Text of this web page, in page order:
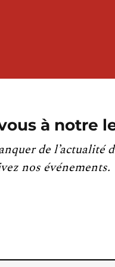
à notre
de l’actualité
nos événements.